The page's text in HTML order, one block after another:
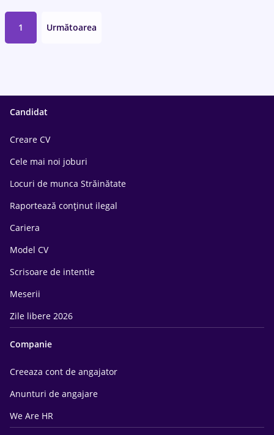
1 Următoarea
Candidat
Creare CV
Cele mai noi joburi
Locuri de munca Străinătate
Raportează conținut ilegal
Cariera
Model CV
Scrisoare de intentie
Meserii
Zile libere 2026
Companie
Creeaza cont de angajator
Anunturi de angajare
We Are HR